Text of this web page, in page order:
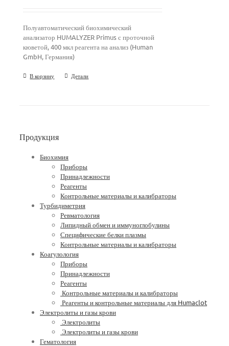
Полуавтоматический биохимический
анализатор HUMALYZER Primus с проточной
кюветой, 400 мкл реагента на анализ (Human
GmbH, Германия)
В корзину Детали
Продукция
Биохимия
Приборы
Принадлежности
Реагенты
Контрольные материалы и калибраторы
Турбидиметрия
Ревматология
Липидный обмен и иммуноглобулины
Специфические белки плазмы
Контрольные материалы и калибраторы
Коагулология
Приборы
Принадлежности
Реагенты
Контрольные материалы и калибраторы
Реагенты и контрольные материалы для Humaclot
Электролиты и газы крови
Электролиты
Электролиты и газы крови
Гематология